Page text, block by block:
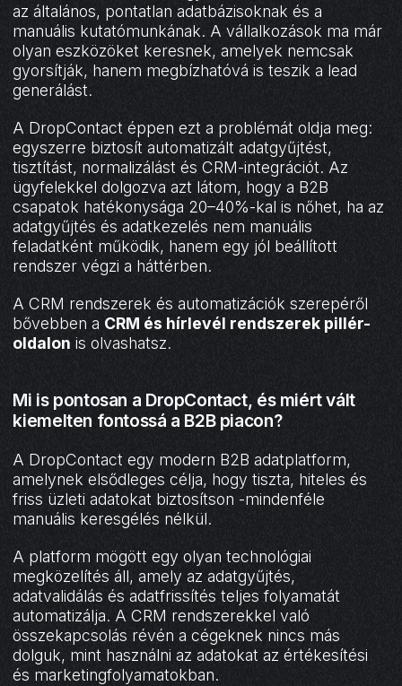
az általános, pontatlan adatbázisoknak és a
manuális kutatómunkának. A vállalkozások ma már
olyan eszközöket keresnek, amelyek nemcsak
gyorsítják, hanem megbízhatóvá is teszik a lead
generálást.
A DropContact éppen ezt a problémát oldja meg:
egyszerre biztosít automatizált adatgyűjtést,
tisztítást, normalizálást és CRM-integrációt. Az
ügyfelekkel dolgozva azt látom, hogy a B2B
csapatok hatékonysága 20–40%-kal is nőhet, ha az
adatgyűjtés és adatkezelés nem manuális
feladatként működik, hanem egy jól beállított
rendszer végzi a háttérben.
A CRM rendszerek és automatizációk szerepéről
bővebben a CRM és hírlevél rendszerek pillér-
oldalon is olvashatsz.
Mi is pontosan a DropContact, és miért vált
kiemelten fontossá a B2B piacon?
A DropContact egy modern B2B adatplatform,
amelynek elsődleges célja, hogy tiszta, hiteles és
friss üzleti adatokat biztosítson -mindenféle
manuális keresgélés nélkül.
A platform mögött egy olyan technológiai
megközelítés áll, amely az adatgyűjtés,
adatvalidálás és adatfrissítés teljes folyamatát
automatizálja. A CRM rendszerekkel való
összekapcsolás révén a cégeknek nincs más
dolguk, mint használni az adatokat az értékesítési
és marketingfolyamatokban.